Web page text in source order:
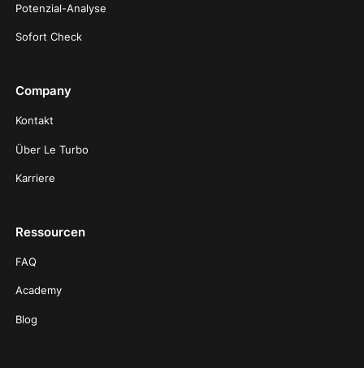
Potenzial-Analyse
Sofort Check
Company
Kontakt
Über Le Turbo
Karriere
Ressourcen
FAQ
Academy
Blog